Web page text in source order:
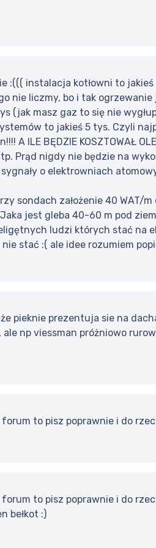
:((( instalacja kotłowni to
nie liczmy, bo i tak ogrzewanie
(jak masz gaz to się nie
to jakieś 5 tys. Czyli
A ILE BĘDZIE KOSZTOWAŁ
Prąd nigdy nie będzie na
o elektrowniach
sondach założenie 40 WAT/
jest gleba 40-60 m pod
ludzi których stać na
stać :( ale idee rozumiem
pieknie prezentuja sie na
np viessman próżniowo
forum to pisz poprawnie i do
forum to pisz poprawnie i do
bełkot :)